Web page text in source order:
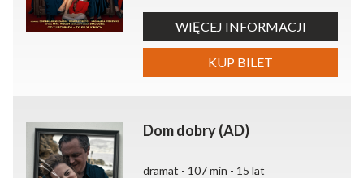
WIĘCEJ INFORMACJI
KUP BILET
Dom dobry (AD)
dramat - 107 min - 15 lat